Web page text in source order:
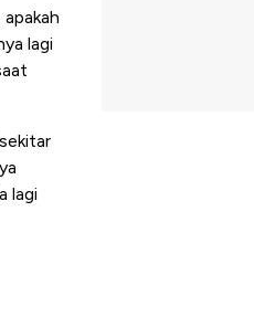
lagi
lagi